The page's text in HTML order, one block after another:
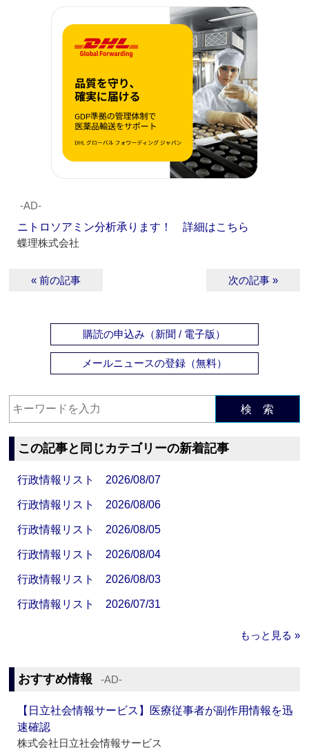
‐AD‐
ニトロソアミン分析承ります！ 詳細はこちら
蝶理株式会社
« 前の記事 次の記事 »
購読の申込み（新聞 / 電子版）
メールニュースの登録（無料）
検 索
この記事と同じカテゴリーの新着記事
行政情報リスト 2026/08/07
行政情報リスト 2026/08/06
行政情報リスト 2026/08/05
行政情報リスト 2026/08/04
行政情報リスト 2026/08/03
行政情報リスト 2026/07/31
もっと見る »
おすすめ情報 ‐AD‐
【日立社会情報サービス】医療従事者が副作用情報を迅
速確認
株式会社日立社会情報サービス